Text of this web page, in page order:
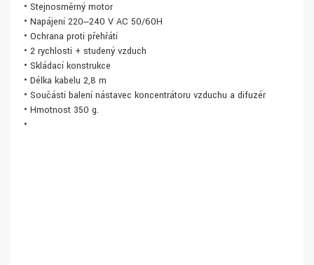
• Stejnosměrný motor
• Napájení 220‒240 V AC 50/60H
• Ochrana proti přehřátí
• 2 rychlosti + studený vzduch
• Skládací konstrukce
• Délka kabelu 2,8 m
• Součástí balení nástavec koncentrátoru vzduchu a difuzér
• Hmotnost 350 g.
•